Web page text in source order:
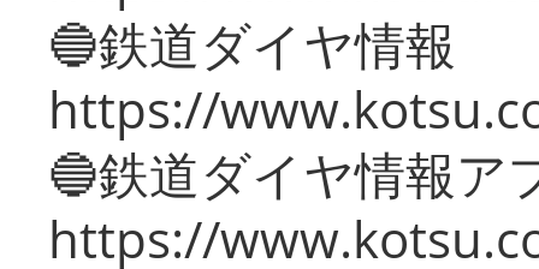
🔵鉄道ダイヤ情報
https://
🔵鉄道ダイヤ情報ア
https://